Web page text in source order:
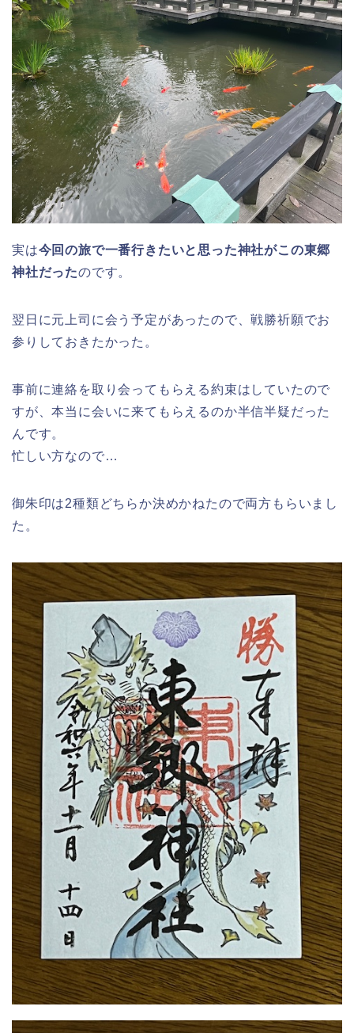
実は今回の旅で一番行きたいと思った神社がこの東郷
神社だったのです。
翌日に元上司に会う予定があったので、戦勝祈願でお
参りしておきたかった。
事前に連絡を取り会ってもらえる約束はしていたので
すが、本当に会いに来てもらえるのか半信半疑だった
んです。
忙しい方なので…
御朱印は2種類どちらか決めかねたので両方もらいまし
た。